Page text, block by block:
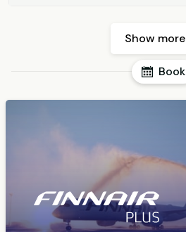
Show more
Book